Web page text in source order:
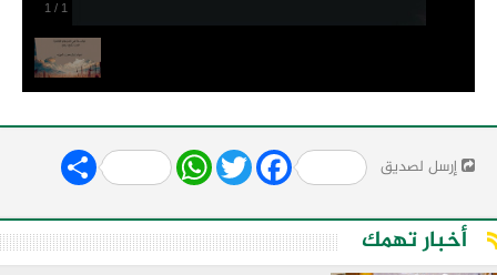
1 / 1
إرسل لصديق Share WhatsApp
Twitter Facebook
أخبار تهمك